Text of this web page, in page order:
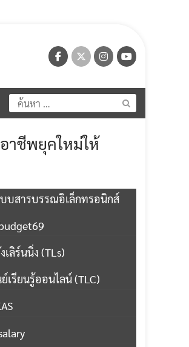
ค้นหา
สำหรับ:
าชีพยุคใหม่ให้
บสารบรรณอิเล็กทรอนิกส์
เลิร์นนิ่ง (TLs)
เรียนรู้ออนไลน์ (TLC)